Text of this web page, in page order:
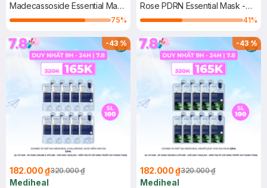
24ml
Madecassoside Essential Mask
- Blemish Repair
75%
Rose PDRN Essential Mask -
Healthy Glow
41%
-43%
182.000 ₫320.000 ₫
Mediheal
-43%
182.000 ₫320.000 ₫
Mediheal